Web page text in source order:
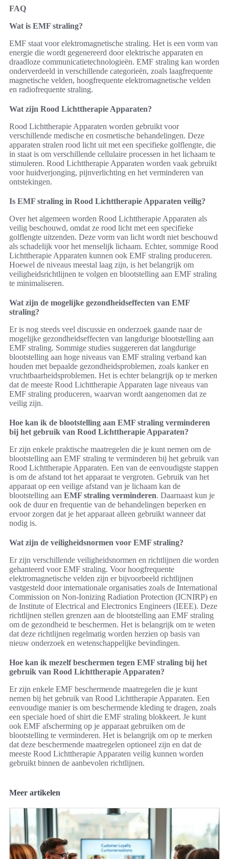
FAQ
Wat is EMF straling?
EMF staat voor elektromagnetische straling. Het is een vorm van
energie die wordt gegenereerd door elektrische apparaten en
draadloze communicatietechnologieën. EMF straling kan worden
onderverdeeld in verschillende categorieën, zoals laagfrequente
magnetische velden, hoogfrequente elektromagnetische velden
en radiofrequente straling.
Wat zijn Rood Lichttherapie Apparaten?
Rood Lichttherapie Apparaten worden gebruikt voor
verschillende medische en cosmetische behandelingen. Deze
apparaten stralen rood licht uit met een specifieke golflengte, die
in staat is om verschillende cellulaire processen in het lichaam te
stimuleren. Rood Lichttherapie Apparaten worden vaak gebruikt
voor huidverjonging, pijnverlichting en het verminderen van
ontstekingen.
Is EMF straling in Rood Lichttherapie Apparaten veilig?
Over het algemeen worden Rood Lichttherapie Apparaten als
veilig beschouwd, omdat ze rood licht met een specifieke
golflengte uitzenden. Deze vorm van licht wordt niet beschouwd
als schadelijk voor het menselijk lichaam. Echter, sommige Rood
Lichttherapie Apparaten kunnen ook EMF straling produceren.
Hoewel de niveaus meestal laag zijn, is het belangrijk om
veiligheidsrichtlijnen te volgen en blootstelling aan EMF straling
te minimaliseren.
Wat zijn de mogelijke gezondheidseffecten van EMF
straling?
Er is nog steeds veel discussie en onderzoek gaande naar de
mogelijke gezondheidseffecten van langdurige blootstelling aan
EMF straling. Sommige studies suggereren dat langdurige
blootstelling aan hoge niveaus van EMF straling verband kan
houden met bepaalde gezondheidsproblemen, zoals kanker en
vruchtbaarheidsproblemen. Het is echter belangrijk op te merken
dat de meeste Rood Lichttherapie Apparaten lage niveaus van
EMF straling produceren, waarvan wordt aangenomen dat ze
veilig zijn.
Hoe kan ik de blootstelling aan EMF straling verminderen
bij het gebruik van Rood Lichttherapie Apparaten?
Er zijn enkele praktische maatregelen die je kunt nemen om de
blootstelling aan EMF straling te verminderen bij het gebruik van
Rood Lichttherapie Apparaten. Een van de eenvoudigste stappen
is om de afstand tot het apparaat te vergroten. Gebruik van het
apparaat op een veilige afstand van je lichaam kan de
blootstelling aan EMF straling verminderen. Daarnaast kun je
ook de duur en frequentie van de behandelingen beperken en
ervoor zorgen dat je het apparaat alleen gebruikt wanneer dat
nodig is.
Wat zijn de veiligheidsnormen voor EMF straling?
Er zijn verschillende veiligheidsnormen en richtlijnen die worden
gehanteerd voor EMF straling. Voor hoogfrequente
elektromagnetische velden zijn er bijvoorbeeld richtlijnen
vastgesteld door internationale organisaties zoals de International
Commission on Non-Ionizing Radiation Protection (ICNIRP) en
de Institute of Electrical and Electronics Engineers (IEEE). Deze
richtlijnen stellen grenzen aan de blootstelling aan EMF straling
om de gezondheid te beschermen. Het is belangrijk om te weten
dat deze richtlijnen regelmatig worden herzien op basis van
nieuw onderzoek en wetenschappelijke bevindingen.
Hoe kan ik mezelf beschermen tegen EMF straling bij het
gebruik van Rood Lichttherapie Apparaten?
Er zijn enkele EMF beschermende maatregelen die je kunt
nemen bij het gebruik van Rood Lichttherapie Apparaten. Een
eenvoudige manier is om beschermende kleding te dragen, zoals
een speciale hoed of shirt die EMF straling blokkeert. Je kunt
ook EMF afscherming op je apparaat gebruiken om de
blootstelling te verminderen. Het is belangrijk om op te merken
dat deze beschermende maatregelen optioneel zijn en dat de
meeste Rood Lichttherapie Apparaten veilig kunnen worden
gebruikt binnen de aanbevolen richtlijnen.
Meer artikelen